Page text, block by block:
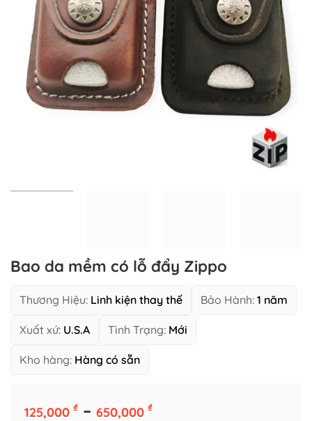
Bao da mềm có lỗ đẩy Zippo
Thương Hiệu: Linh kiện thay thế Bảo Hành: 1 năm
Xuất xứ: U.S.A Tình Trạng: Mới
Kho hàng: Hàng có sẵn
125,000 ₫ – 650,000 ₫Khoảng